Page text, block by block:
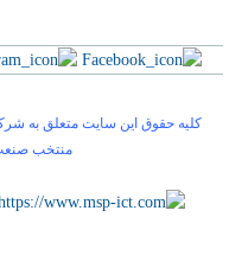
کلیه حقوق این سایت متعلق به
منتخب